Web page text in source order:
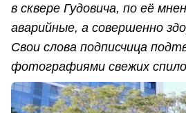
в сквере Гудовича, по её
аварийные, а совершенно
Свои слова подписчица
фотографиями свежих